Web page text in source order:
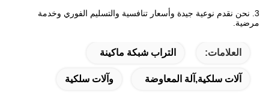
3. نحن نقدم نوعية جيدة وأسعار تنافسية والتسليم الفوري وخدمة
مرضية.
العلامات: التراب شبكة ماكينة
آلات سلكية,آلة المعاوضة وآلات سلكية